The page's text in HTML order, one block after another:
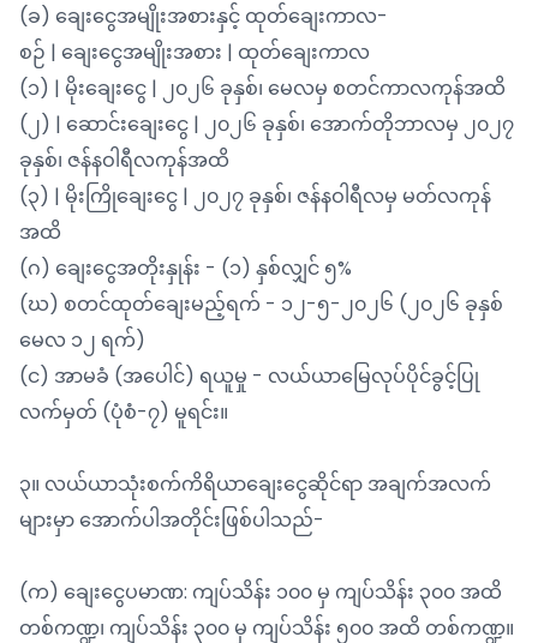
(ခ) ချေးငွေအမျိုးအစားနှင့် ထုတ်ချေးကာလ-
စဉ် | ချေးငွေအမျိုးအစား | ထုတ်ချေးကာလ
(၁) | မိုးချေးငွေ | ၂၀၂၆ ခုနှစ်၊ မေလမှ စတင်ကာလကုန်အထိ
(၂) | ဆောင်းချေးငွေ | ၂၀၂၆ ခုနှစ်၊ အောက်တိုဘာလမှ ၂၀၂၇
ခုနှစ်၊ ဇန်နဝါရီလကုန်အထိ
(၃) | မိုးကြိုချေးငွေ | ၂၀၂၇ ခုနှစ်၊ ဇန်နဝါရီလမှ မတ်လကုန်
အထိ
(ဂ) ချေးငွေအတိုးနှုန်း - (၁) နှစ်လျှင် ၅%
(ဃ) စတင်ထုတ်ချေးမည့်ရက် - ၁၂-၅-၂၀၂၆ (၂၀၂၆ ခုနှစ်
မေလ ၁၂ ရက်)
(င) အာမခံ (အပေါင်) ရယူမှု - လယ်ယာမြေလုပ်ပိုင်ခွင့်ပြု
လက်မှတ် (ပုံစံ-၇) မူရင်း။
၃။ လယ်ယာသုံးစက်ကိရိယာချေးငွေဆိုင်ရာ အချက်အလက်
များမှာ အောက်ပါအတိုင်းဖြစ်ပါသည်-
(က) ချေးငွေပမာဏ: ကျပ်သိန်း ၁၀၀ မှ ကျပ်သိန်း ၃၀၀ အထိ
တစ်ကဏ္ဍ၊ ကျပ်သိန်း ၃၀၀ မှ ကျပ်သိန်း ၅၀၀ အထိ တစ်ကဏ္ဍ။